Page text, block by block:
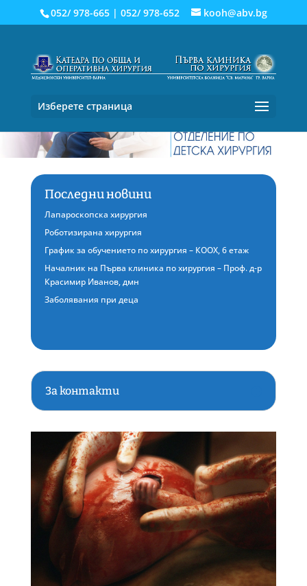
052/ 978-665| 052/ 978-652 kooh@abv.bg
Изберете страница
Последни новини
Лапароскопска хирургия
Роботизирана хирургия
График за обучението по хирургия – КООХ, 6 етаж
Началник на Първа клиника по хирургия – Проф. д-р
Красимир Иванов, дмн
Заболявания при деца
За контакти